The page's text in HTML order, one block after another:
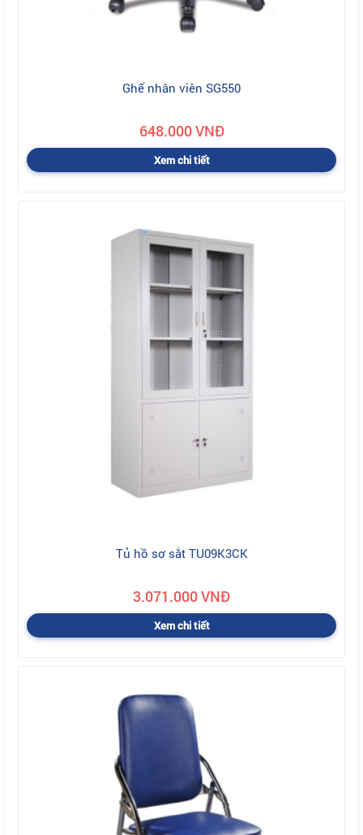
Ghế nhân viên SG550
648.000 VNĐ
Xem chi tiết
Tủ hồ sơ sắt TU09K3CK
3.071.000 VNĐ
Xem chi tiết